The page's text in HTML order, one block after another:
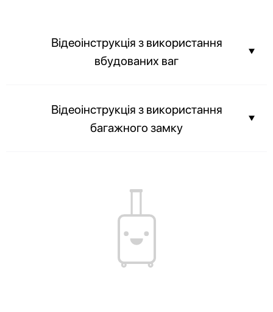
Відеоінструкція з використання
вбудованих ваг
не переплачувати за вагу вашого багажу.
Відеоінструкція з використання
багажного замку